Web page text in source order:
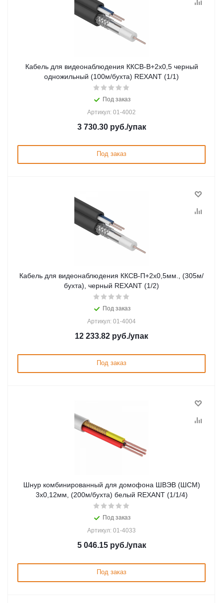
Кабель для видеонаблюдения ККCВ-B+2х0,5 черный
одножильный (100м/бухта) REXANT (1/1)
Под заказ
Артикул: 01-4002
3 730.30руб./упак
Под заказ
Кабель для видеонаблюдения ККСВ-П+2х0,5мм., (305м/
бухта), черный REXANT (1/2)
Под заказ
Артикул: 01-4004
12 233.82 руб./упак
Под заказ
Шнур комбинированный для домофона ШВЭВ (ШСМ)
3x0,12мм, (200м/бухта) белый REXANT (1/1/4)
Под заказ
Артикул: 01-4033
5 046.15руб./упак
Под заказ